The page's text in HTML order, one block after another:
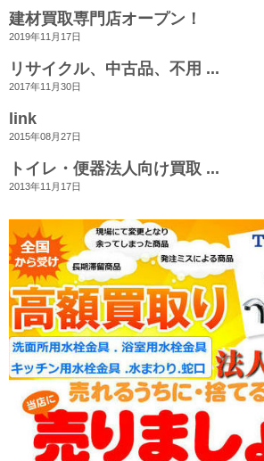
建材買取専門店オープン！
2019年11月17日
リサイクル、中古品、不用 ...
2017年11月30日
link
2015年08月27日
トイレ・便器法人向け買取 ...
2013年11月17日